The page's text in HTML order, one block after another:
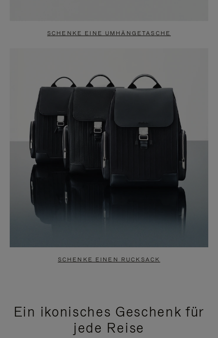
SCHENKE EINE UMHÄNGETASCHE
SCHENKE EINEN RUCKSACK
Ein ikonisches Geschenk für
jede Reise